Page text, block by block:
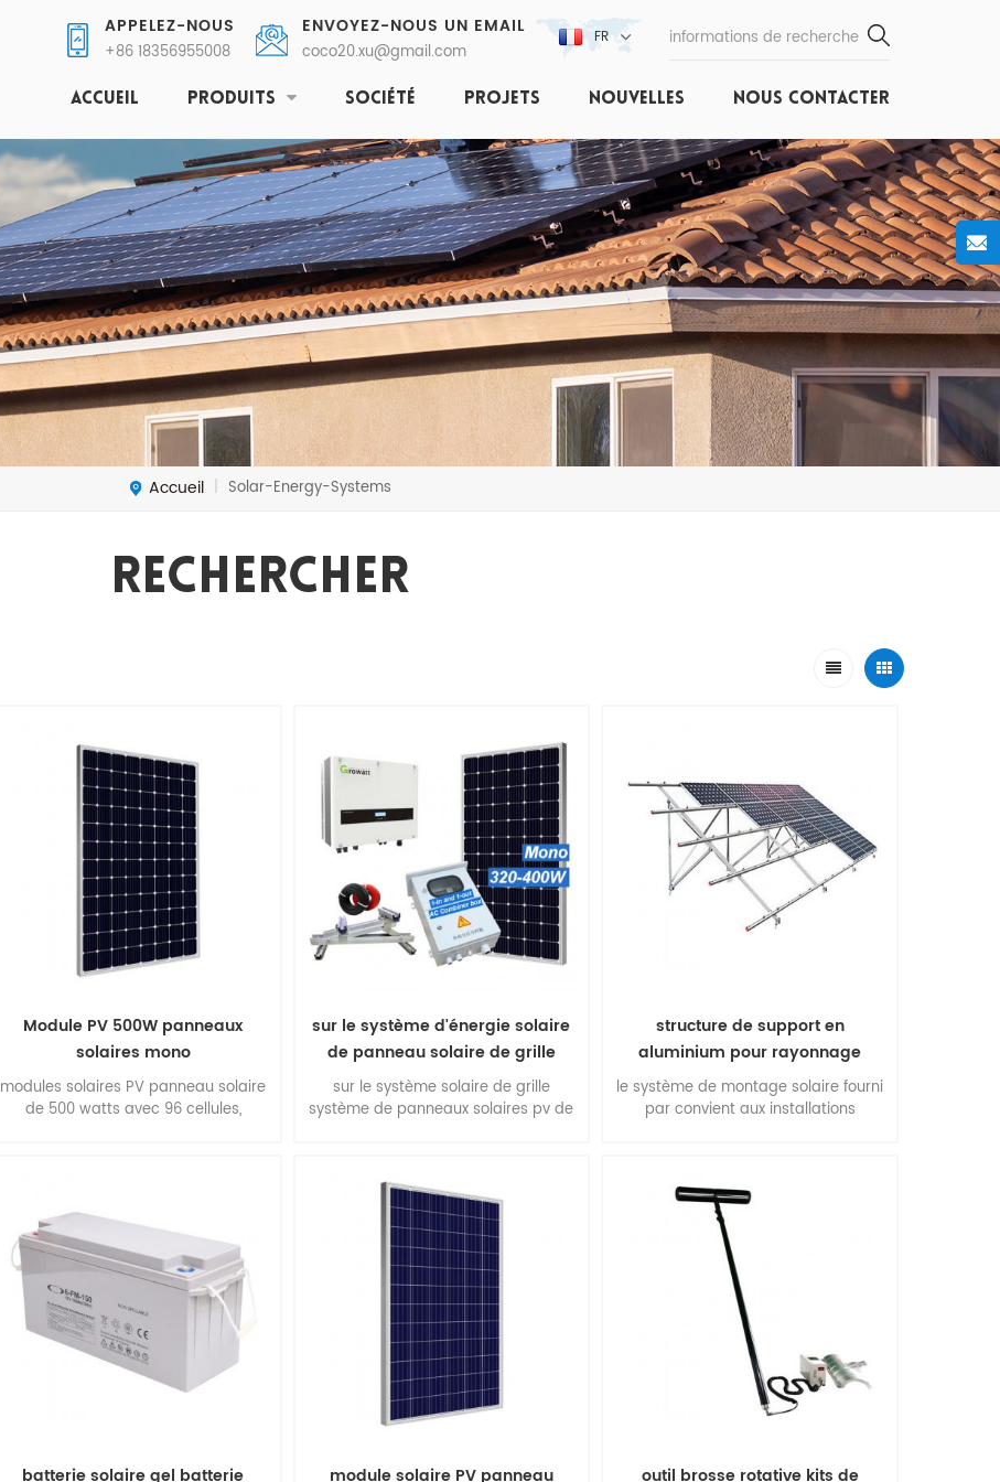
FR
APPELEZ-NOUS
+86 18356955008
ENVOYEZ-NOUS UN EMAIL
coco20.xu@gmail.com
ACCUEIL PRODUITS SOCIÉTÉ PROJETS NOUVELLES NOUS CONTACTER
Accueil | Solar-Energy-Systems
Rechercher
Module PV 500W panneaux
solaires mono
modules solaires PV panneau solaire
de 500 watts avec 96 cellules,
sur le système d'énergie solaire
de panneau solaire de grille
sur le système solaire de grille
système de panneaux solaires pv de
structure de support en
aluminium pour rayonnage
solaire à montage au sol
le système de montage solaire fourni
par convient aux installations
construction, stabilité et précision,
performances environnementales
extraordinaires, qualité supérieure.
batterie solaire gel batterie
module solaire PV panneau
outil brosse rotative kits de